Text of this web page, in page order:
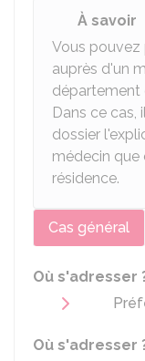
À savoir
Vous
auprès d'un
département
Dans ce cas,
dossier
médecin
résidence.
Cas général
Où s'adresser
Où s'adresser